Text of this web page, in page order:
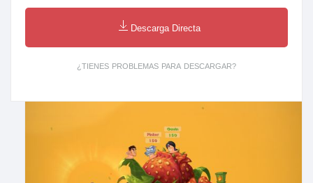
Descarga Directa
¿TIENES PROBLEMAS PARA DESCARGAR?